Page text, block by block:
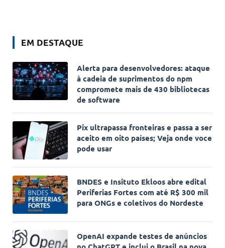
EM DESTAQUE
Alerta para desenvolvedores: ataque
à cadeia de suprimentos do npm
compromete mais de 430 bibliotecas
de software
Pix ultrapassa fronteiras e passa a ser
aceito em oito países; Veja onde voce
pode usar
BNDES e Insituto Ekloos abre edital
Periferias Fortes com até R$ 300 mil
para ONGs e coletivos do Nordeste
OpenAI expande testes de anúncios